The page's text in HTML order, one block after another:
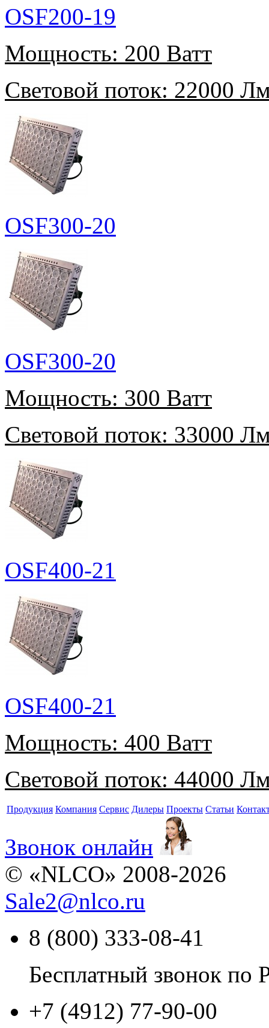
OSF200-19
Мощность: 200 Ватт
Световой поток: 22000
OSF300-20
OSF300-20
Мощность: 300 Ватт
Световой поток: 33000
OSF400-21
OSF400-21
Мощность: 400 Ватт
Световой поток: 44000
Продукция Компания Сервис Дилеры Проекты Статьи
Звонок онлайн
© «NLCO» 2008-2026
Sale2@nlco.ru
8 (800) 333-08-41
Бесплатный звонок по
+7 (4912) 77-90-00